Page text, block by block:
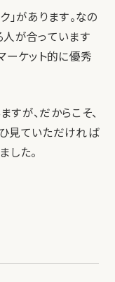
」があります。なの
人が合っています
ーケット的に優秀
が、だからこそ、
見ていただければ
した。